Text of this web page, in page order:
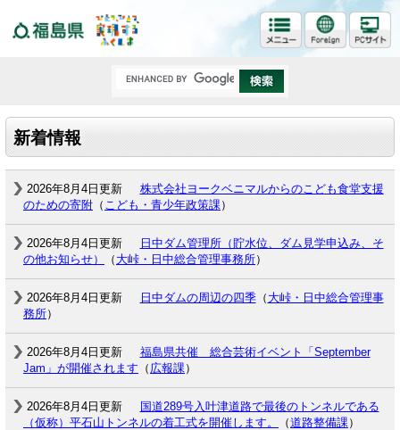
新着情報
2026年8月4日更新
株式会社ヨークベニマルからのこども食堂支援
のための寄附 （ こども・青少年政策課）
2026年8月4日更新
日中ダム管理所（貯水位、ダム見学申込み、そ
の他お知らせ）
（ 大峠・日中総合管理事務所）
2026年8月4日更新 日中ダムの周辺の四季（ 大峠・日中総合管理事
務所）
2026年8月4日更新
福島県共催 総合芸術イベント「September
Jam」が開催されます （ 広報課）
2026年8月4日更新
国道289号入叶津道路で最後のトンネルである
（仮称）平石山トンネルの着工式を開催します。
（道路整備課）